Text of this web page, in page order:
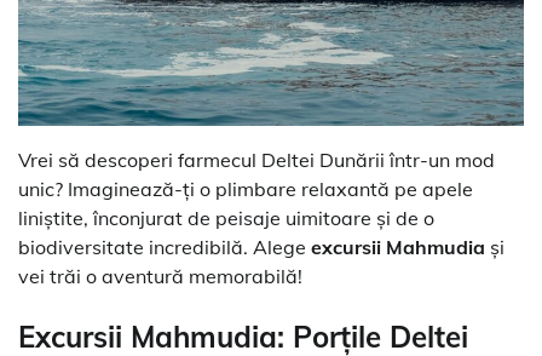
Vrei să descoperi farmecul Deltei Dunării într-un mod
unic? Imaginează-ți o plimbare relaxantă pe apele
liniștite, înconjurat de peisaje uimitoare și de o
biodiversitate incredibilă. Alege excursii Mahmudia și
vei trăi o aventură memorabilă!
Excursii Mahmudia: Porțile Deltei